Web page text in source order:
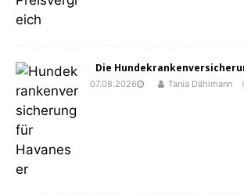
Die
07.08.2026 Tania Dählmann